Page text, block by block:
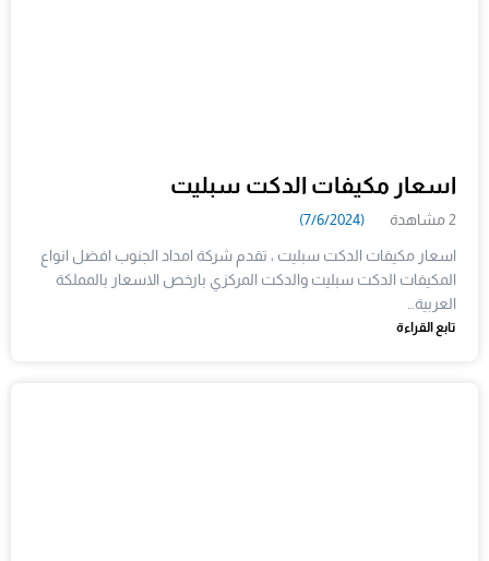
اسعار مكيفات الدكت سبليت
2 مشاهدة (7/6/2024)
اسعار مكيفات الدكت سبليت ، تقدم شركة امداد الجنوب افضل انواع
المكيفات الدكت سبليت والدكت المركزي بارخص الاسعار بالمملكة
العربية…
تابع القراءة